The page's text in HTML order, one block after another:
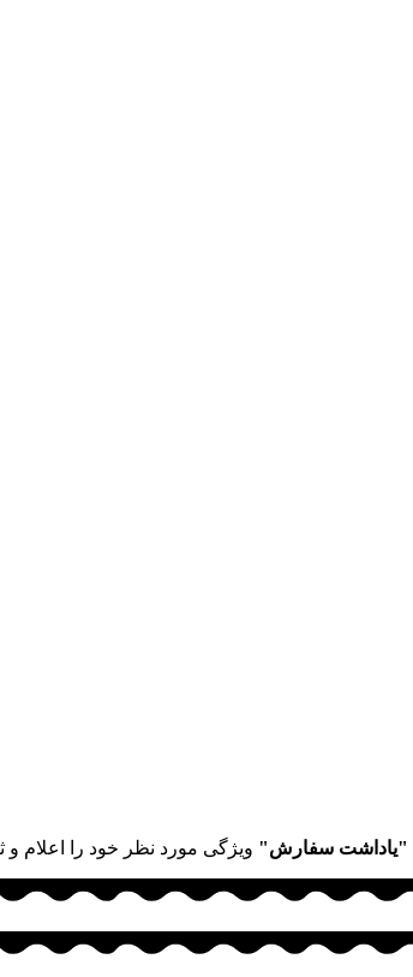
"یاداشت سفارش" ویژگی مورد نظر خود را اعلام و